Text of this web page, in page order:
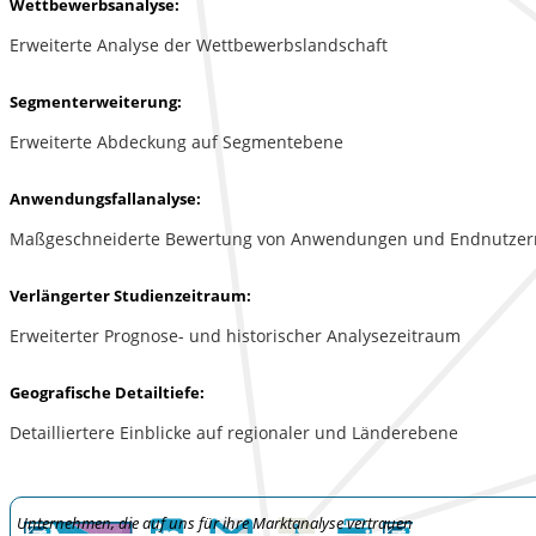
Erweiterte Analyse der Wettbewerbslandschaft
Segmenterweiterung:
Erweiterte Abdeckung auf Segmentebene
Anwendungsfallanalyse:
Maßgeschneiderte Bewertung von Anwendungen und
Verlängerter Studienzeitraum:
Erweiterter Prognose- und historischer Analysezeitraum
Geografische Detailtiefe:
Detailliertere Einblicke auf regionaler und Länderebene
Unternehmen, die auf uns für ihre Marktanalyse vertrauen